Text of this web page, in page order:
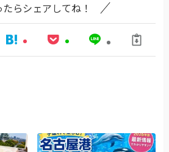
たらシェアしてね！